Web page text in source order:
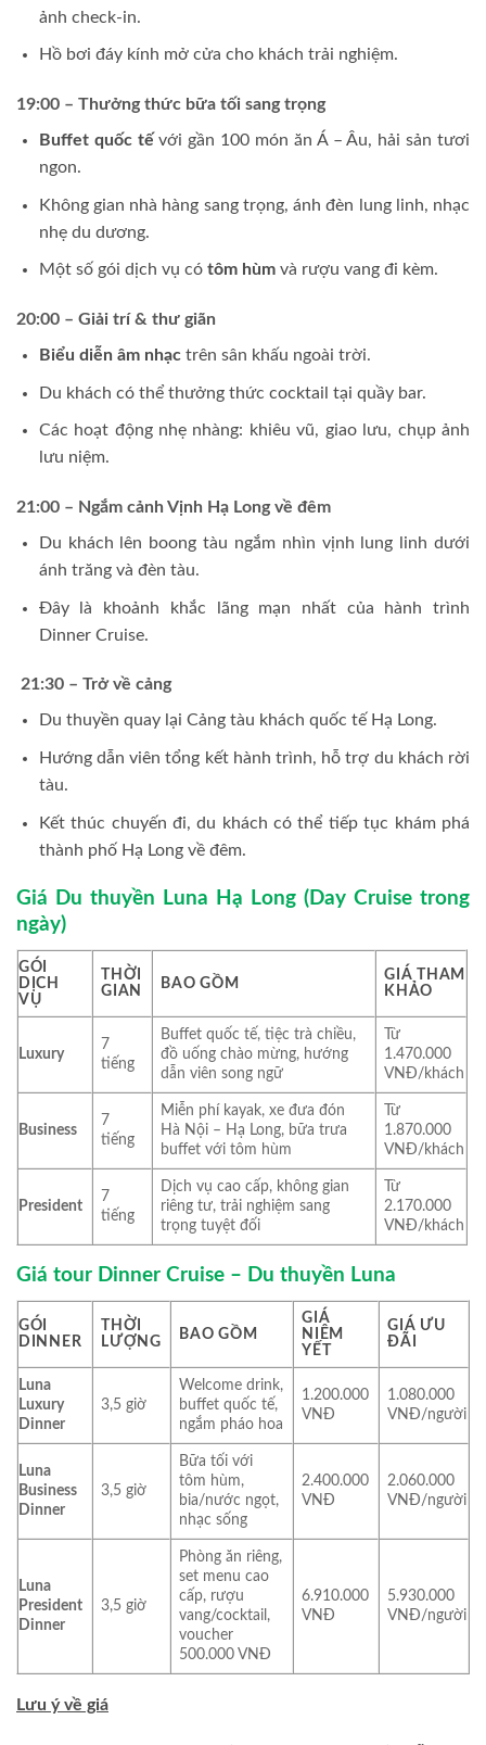
ảnh check-in.
Hồ bơi đáy kính mở cửa cho khách trải nghiệm.
19:00 – Thưởng thức bữa tối sang trọng
Buffet quốc tếvới gần 100 món ăn Á – Âu, hải sản tươi
ngon.
Không gian nhà hàng sang trọng, ánh đèn lung linh, nhạc
nhẹ du dương.
Một số gói dịch vụ có tôm hùmvà rượu vang đi kèm.
20:00 – Giải trí & thư giãn
Biểu diễn âm nhạctrên sân khấu ngoài trời.
Du khách có thể thưởng thức cocktail tại quầy bar.
Các hoạt động nhẹ nhàng: khiêu vũ, giao lưu, chụp ảnh
lưu niệm.
21:00 – Ngắm cảnh Vịnh Hạ Long về đêm
Du khách lên boong tàu ngắm nhìn vịnh lung linh dưới
ánh trăng và đèn tàu.
Đây là khoảnh khắc lãng mạn nhất của hành trình
Dinner Cruise.
21:30 – Trở về cảng
Du thuyền quay lại Cảng tàu khách quốc tế Hạ Long.
Hướng dẫn viên tổng kết hành trình, hỗ trợ du khách rời
tàu.
Kết thúc chuyến đi, du khách có thể tiếp tục khám phá
thành phố Hạ Long về đêm.
Giá Du thuyền Luna Hạ Long (Day Cruise trong
ngày)
GÓI
DỊCH
VỤ
THỜI
GIAN
BAO GỒM
GIÁ THAM
KHẢO
Luxury
7
tiếng
Buffet quốc tế, tiệc trà chiều,
đồ uống chào mừng, hướng
dẫn viên song ngữ
Từ
1.470.000
VNĐ/khách
Business
7
tiếng
Miễn phí kayak, xe đưa đón
Hà Nội – Hạ Long, bữa trưa
buffet với tôm hùm
Từ
1.870.000
VNĐ/khách
President
7
tiếng
Dịch vụ cao cấp, không gian
riêng tư, trải nghiệm sang
trọng tuyệt đối
Từ
2.170.000
VNĐ/khách
Giá tour Dinner Cruise – Du thuyền Luna
GÓI
DINNER
THỜI
LƯỢNG
BAO GỒM
GIÁ
NIÊM
YẾT
GIÁ ƯU
ĐÃI
Luna
Luxury
Dinner
3,5 giờ
Welcome drink,
buffet quốc tế,
ngắm pháo hoa
1.200.000
VNĐ
1.080.000
VNĐ/người
Luna
Business
Dinner
3,5 giờ
Bữa tối với
tôm hùm,
bia/nước ngọt,
nhạc sống
2.400.000
VNĐ
2.060.000
VNĐ/người
Luna
President
Dinner
3,5 giờ
Phòng ăn riêng,
set menu cao
cấp, rượu
vang/cocktail,
voucher
500.000 VNĐ
6.910.000
VNĐ
5.930.000
VNĐ/người
Lưu ý về giá